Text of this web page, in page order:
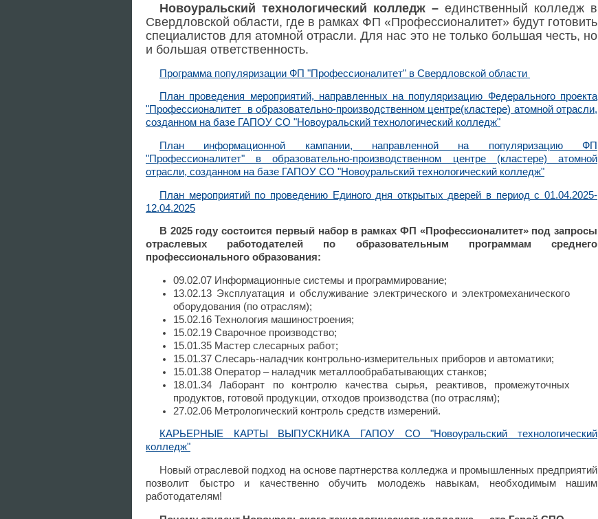
Новоуральский технологический колледж – единственный колледж в
Свердловской области, где в рамках ФП «Профессионалитет» будут готовить
специалистов для атомной отрасли. Для нас это не только большая честь, но
и большая ответственность.
Программа популяризации ФП "Профессионалитет" в Свердловской области
План проведения мероприятий, направленных на популяризацию Федерального проекта
"Профессионалитет в образовательно-производственном центре(кластере) атомной отрасли,
созданном на базе ГАПОУ СО "Новоуральский технологический колледж"
План информационной кампании, направленной на популяризацию ФП
"Профессионалитет" в образовательно-производственном центре (кластере) атомной
отрасли, созданном на базе ГАПОУ СО "Новоуральский технологический колледж"
План мероприятий по проведению Единого дня открытых дверей в период с 01.04.2025-
12.04.2025
В 2025 году состоится первый набор в рамках ФП «Профессионалитет» под запросы
отраслевых работодателей по образовательным программам среднего
профессионального образования:
09.02.07 Информационные системы и программирование;
13.02.13 Эксплуатация и обслуживание электрического и электромеханического
оборудования (по отраслям);
15.02.16 Технология машиностроения;
15.02.19 Сварочное производство;
15.01.35 Мастер слесарных работ;
15.01.37 Слесарь-наладчик контрольно-измерительных приборов и автоматики;
15.01.38 Оператор – наладчик металлообрабатывающих станков;
18.01.34 Лаборант по контролю качества сырья, реактивов, промежуточных
продуктов, готовой продукции, отходов производства (по отраслям);
27.02.06 Метрологический контроль средств измерений.
КАРЬЕРНЫЕ КАРТЫ ВЫПУСКНИКА ГАПОУ СО "Новоуральский технологический
колледж"
Новый отраслевой подход на основе партнерства колледжа и промышленных предприятий
позволит быстро и качественно обучить молодежь навыкам, необходимым нашим
работодателям!